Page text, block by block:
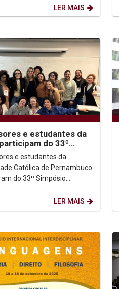
oferecendo as
LER MAIS
e estudantes da
do 33º
Nacional de História
Católica de Pernambuco
do 33º Simpósio
LER MAIS